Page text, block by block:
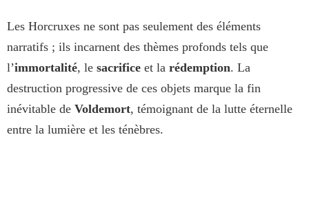
Les Horcruxes ne sont pas seulement des éléments
narratifs ; ils incarnent des thèmes profonds tels que
l’immortalité, le sacrifice et la rédemption. La
destruction progressive de ces objets marque la fin
inévitable de Voldemort, témoignant de la lutte éternelle
entre la lumière et les ténèbres.